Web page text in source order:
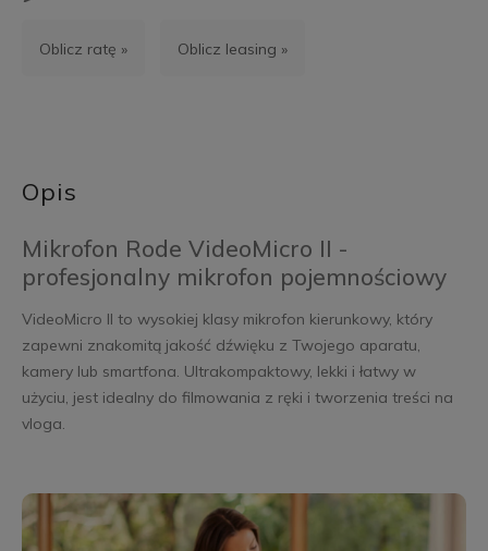
Oblicz ratę » Oblicz leasing »
Opis
Mikrofon Rode VideoMicro II -
profesjonalny mikrofon pojemnościowy
VideoMicro II to wysokiej klasy mikrofon kierunkowy, który
zapewni znakomitą jakość dźwięku z Twojego aparatu,
kamery lub smartfona. Ultrakompaktowy, lekki i łatwy w
użyciu, jest idealny do filmowania z ręki i tworzenia treści na
vloga.